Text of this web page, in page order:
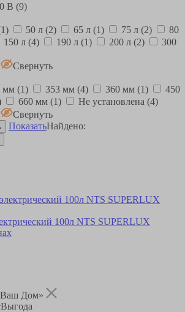
В (9)
50 л (2) 65 л (1) 75 л (2)
80
150 л (4) 190 л (1) 200 л (2)
300
Свернуть
мм (1) 353 мм (4) 360 мм (1)
450
660 мм (1) Не установлена (4)
Свернуть
ПоказатьНайдено:
100л NTS SUPERLUX
Дом»
Выгода